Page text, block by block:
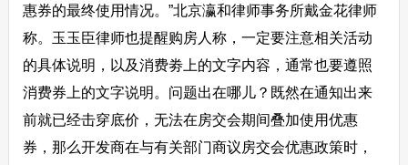
惠券的最终使用情况。”北京瀛和律师事务所戴金花律师
称。玉玉臣律师也提醒购房人称，一定要注意相关活动
的具体说明，以及消费劵上的文字内容，通常也要遵照
消费券上的文字说明。 问题出在哪儿？ 既然在通知出来
前就已经击穿底价，无法在房交会期间叠加使用优惠
券，那么开发商在与有关部门商议房交会优惠政策时，